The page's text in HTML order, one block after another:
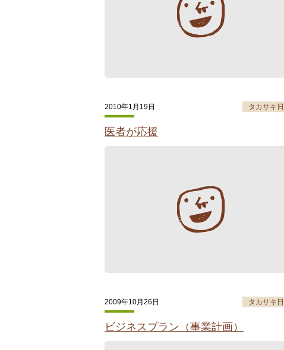
2010年1月19日 タカサキ
医者が応援
2009年10月26日 タカサキ
ビジネスプラン（事業計画）